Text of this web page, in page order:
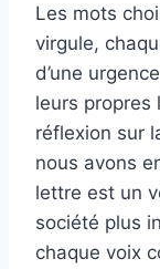
Les mots
virgule,
d’une
leurs propres
réflexion sur
nous avons
lettre est un
société plus
chaque voix